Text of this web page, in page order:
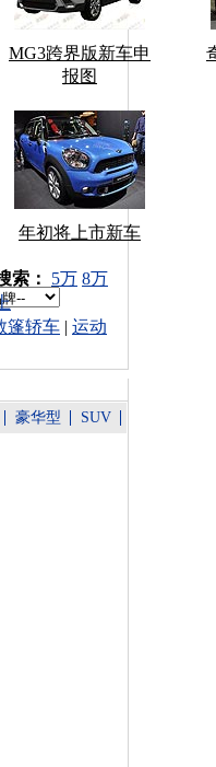
MG3跨界版新车申
报图
年初将上市新车
：
索： 5万 8万
篷轿车 | 运动
豪华型 SUV